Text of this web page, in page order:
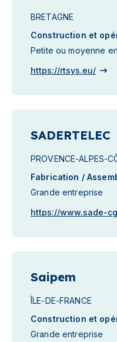
BRETAGNE
Construction et
Petite ou moyenne
https://rtsys.eu/
SADERTELEC
PROVENCE-ALPES-
Fabrication /
Grande entreprise
https://www.sade-
Saipem
ÎLE-DE-FRANCE
Construction et
Grande entreprise